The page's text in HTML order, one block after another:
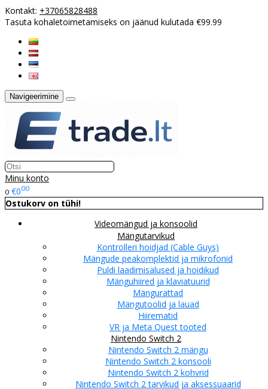
Kontakt: +37065828488
Tasuta kohaletoimetamiseks on jäänud kulutada €99.99
Navigeerimine
Minu konto
0 €000
Ostukorv on tühi!
Videomängud ja konsoolid
Mängutarvikud
Kontrolleri hoidjad (Cable Guys)
Mängude peakomplektid ja mikrofonid
Puldi laadimisalused ja hoidikud
Mänguhiired ja klaviatuurid
Mängurattad
Mängutoolid ja lauad
Hiirematid
VR ja Meta Quest tooted
Nintendo Switch 2
Nintendo Switch 2 mängu
Nintendo Switch 2 konsooli
Nintendo Switch 2 kohvrid
Nintendo Switch 2 tarvikud ja aksessuaarid